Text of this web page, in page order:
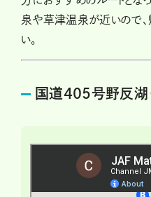
泉や草津温泉が近いので、
い。
国道405号野反湖